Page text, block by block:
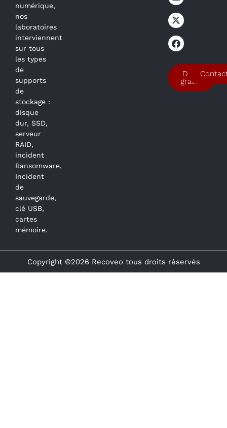
numérique,
nos
laboratoires
interviennent
sur tous
les types
de
supports
de
stockage :
disque
dur, SSD,
serveur
RAID,
incident
Ransomware,
Incident
de
sauvegarde,
clé USB,
cartes
mémoire.
Devis
gratuit
Copyright ©2026 Recoveo tous droits réservés